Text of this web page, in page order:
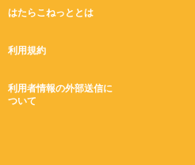
はたらこねっととは
利用規約
利用者情報の外部送信に
ついて